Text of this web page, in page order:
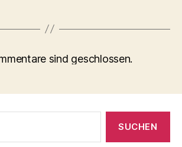
sind geschlossen.